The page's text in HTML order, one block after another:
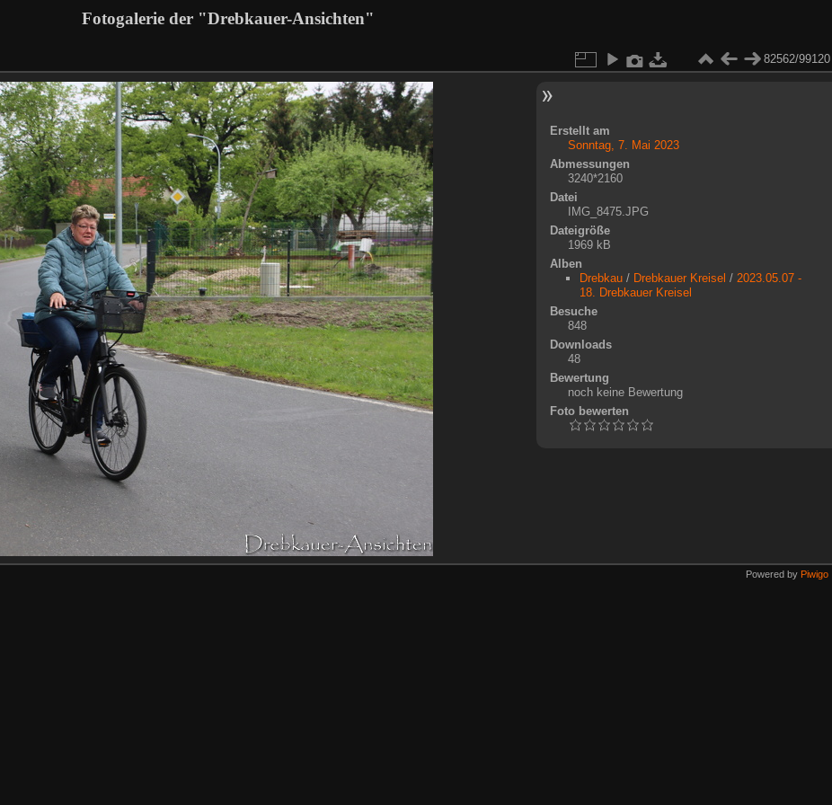
Fotogalerie der "Drebkauer-Ansichten"
82562/99120
Erstellt am
Sonntag, 7. Mai 2023
Abmessungen
3240*2160
Datei
IMG_8475.JPG
Dateigröße
1969 kB
Alben
Drebkau/ Drebkauer Kreisel / 2023.05.07 -
18. Drebkauer Kreisel
Besuche
848
Downloads
48
Bewertung
noch keine Bewertung
Foto bewerten
Powered by Piwigo